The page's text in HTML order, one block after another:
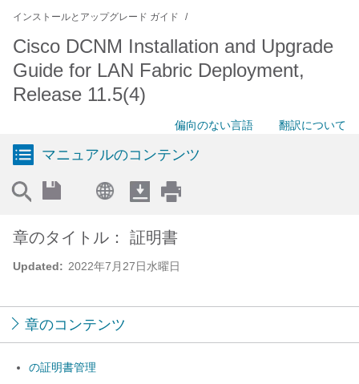
インストールとアップグレード ガイド
Cisco DCNM Installation and Upgrade
Guide for LAN Fabric Deployment,
Release 11.5(4)
偏向のない言語 翻訳について
マニュアルのコンテンツ
Updated: 2022年7月27日水曜日
章のタイトル： 証明書
章のコンテンツ
の証明書管理